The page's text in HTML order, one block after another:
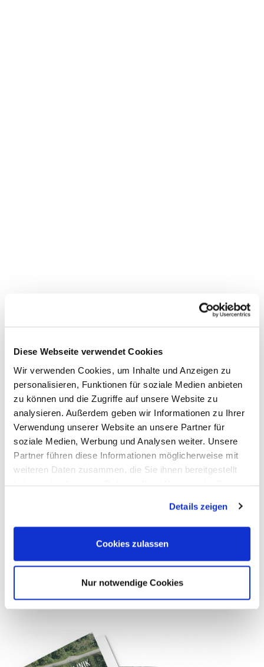
Diese Webseite verwendet Cookies
Wir verwenden Cookies, um Inhalte und Anzeigen zu
personalisieren, Funktionen für soziale Medien anbieten
zu können und die Zugriffe auf unsere Website zu
analysieren. Außerdem geben wir Informationen zu Ihrer
Verwendung unserer Website an unsere Partner für
soziale Medien, Werbung und Analysen weiter. Unsere
Partner führen diese Informationen möglicherweise mit
weiteren Daten zusammen, die Sie ihnen bereitgestellt
Details zeigen
Cookies zulassen
Nur notwendige Cookies